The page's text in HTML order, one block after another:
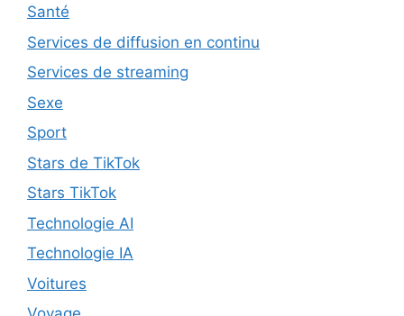
Santé
Services de diffusion en continu
Services de streaming
Sexe
Sport
Stars de TikTok
Stars TikTok
Technologie AI
Technologie IA
Voitures